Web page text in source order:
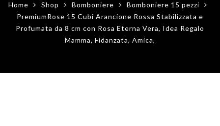
Home Shop Bomboniere
Bomboniere 15 pezzi
PremiumRose 15 Cubi Arancione Rossa Stabilizzata e
Profumata da 8 cm con Rosa Eterna Vera, Idea Regalo
Mamma, Fidanzata, Amica,